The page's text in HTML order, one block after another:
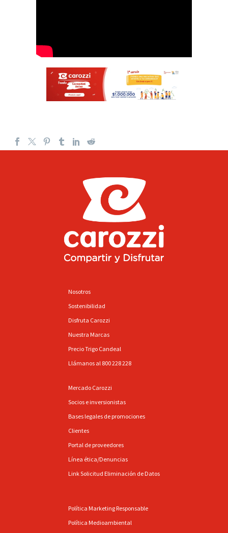
Nosotros
Sostenibilidad
Disfruta Carozzi
Nuestra Marcas
Precio Trigo Candeal
Llámanos al 800 228 228
Mercado Carozzi
Socios e inversionistas
Bases legales de promociones
Clientes
Portal de proveedores
Línea ética/Denuncias
Link Solicitud Eliminación de Datos
Política Marketing Responsable
Política Medioambiental